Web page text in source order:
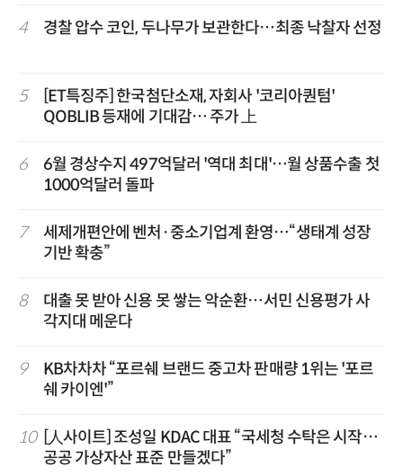
4 경찰 압수 코인, 두나무가 보관한다…최종 낙찰자 선정
5
[ET특징주] 한국첨단소재, 자회사 '코리아퀀텀'
QOBLIB 등재에 기대감… 주가 上
6
6월 경상수지 497억달러 '역대 최대'…월 상품수출 첫
1000억달러 돌파
7
세제개편안에 벤처·중소기업계 환영…“생태계 성장
기반 확충”
8
대출 못 받아 신용 못 쌓는 악순환…서민 신용평가 사
각지대 메운다
9
KB차차차 “포르쉐 브랜드 중고차 판매량 1위는 '포르
쉐 카이엔'”
10
[人사이트] 조성일 KDAC 대표 “국세청 수탁은 시작…
공공 가상자산 표준 만들겠다”